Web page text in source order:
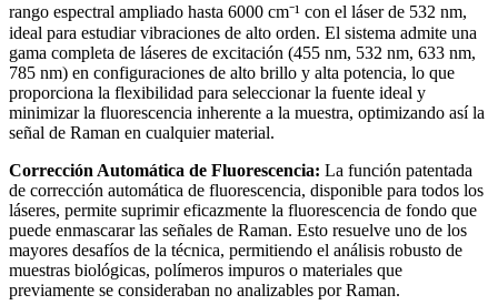
rango espectral ampliado hasta 6000 cm⁻¹ con el láser de 532 nm,
ideal para estudiar vibraciones de alto orden. El sistema admite una
gama completa de láseres de excitación (455 nm, 532 nm, 633 nm,
785 nm) en configuraciones de alto brillo y alta potencia, lo que
proporciona la flexibilidad para seleccionar la fuente ideal y
minimizar la fluorescencia inherente a la muestra, optimizando así la
señal de Raman en cualquier material.
Corrección Automática de Fluorescencia: La función patentada
de corrección automática de fluorescencia, disponible para todos los
láseres, permite suprimir eficazmente la fluorescencia de fondo que
puede enmascarar las señales de Raman. Esto resuelve uno de los
mayores desafíos de la técnica, permitiendo el análisis robusto de
muestras biológicas, polímeros impuros o materiales que
previamente se consideraban no analizables por Raman.